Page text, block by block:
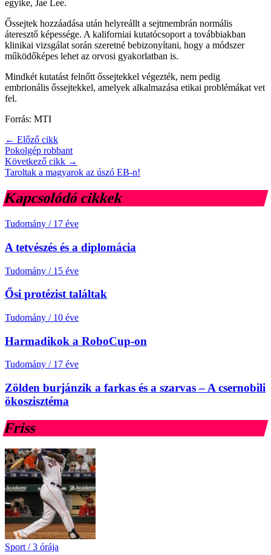
egyike, Jae Lee.
Őssejtek hozzáadása után helyreállt a sejtmembrán normális
áteresztő képessége. A kaliforniai kutatócsoport a továbbiakban
klinikai vizsgálat során szeretné bebizonyítani, hogy a módszer
működőképes lehet az orvosi gyakorlatban is.
Mindkét kutatást felnőtt őssejtekkel végezték, nem pedig
embrionális őssejtekkel, amelyek alkalmazása etikai problémákat vet
fel.
Forrás: MTI
← Előző cikk
Pokolgép robbant
Következő cikk →
Taroltak a magyarok az úszó EB-n!
Kapcsolódó cikkek
Tudomány / 17 éve
A tetvészés és a diplomácia
Tudomány / 15 éve
Ősi protézist találtak
Tudomány / 10 éve
Harmadikok a RoboCup-on
Tudomány / 17 éve
Zölden burjánzik a farkas és a szarvas – A csernobili
ökoszisztéma
Friss
Sport / 3 órája